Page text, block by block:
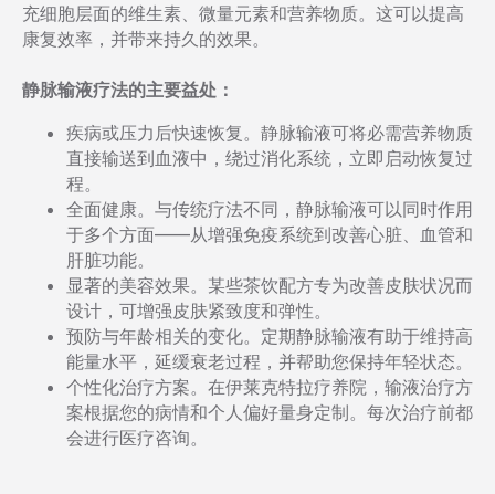
充细胞层面的维生素、微量元素和营养物质。这可以提高
康复效率，并带来持久的效果。
静脉输液疗法的主要益处：
疾病或压力后快速恢复。静脉输液可将必需营养物质
直接输送到血液中，绕过消化系统，立即启动恢复过
程。
全面健康。与传统疗法不同，静脉输液可以同时作用
于多个方面——从增强免疫系统到改善心脏、血管和
肝脏功能。
显著的美容效果。某些茶饮配方专为改善皮肤状况而
设计，可增强皮肤紧致度和弹性。
预防与年龄相关的变化。定期静脉输液有助于维持高
能量水平，延缓衰老过程，并帮助您保持年轻状态。
个性化治疗方案。在伊莱克特拉疗养院，输液治疗方
案根据您的病情和个人偏好量身定制。每次治疗前都
会进行医疗咨询。